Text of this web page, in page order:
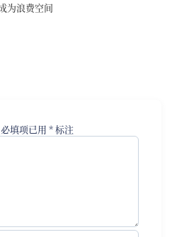
为浪费空间
必填项已用 *标注